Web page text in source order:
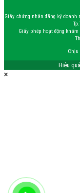
Giấy chứng nhận đăng ký doanh
Giấy phép hoạt động khám
Chịu
Hiệu
×